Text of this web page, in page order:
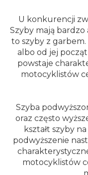
U konkurencji
Szyby mają bardzo
to szyby z
albo od jej
powstaje
motocyklistów
Szyba
oraz często
kształt szyby
podwyższenie
motocyklistów